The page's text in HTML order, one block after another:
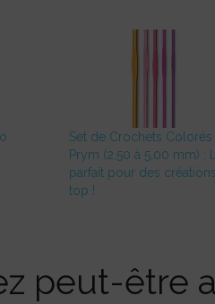
Set de Crochets Colorés
Prym (2,50 à 5,00 mm) :
parfait pour des
top !
peut-être